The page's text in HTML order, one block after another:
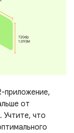
приложение,
от
Учтите, что